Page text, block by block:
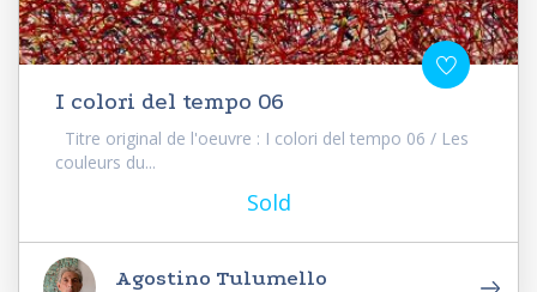
I colori del tempo 06
Titre original de l'oeuvre : I colori del tempo 06 / Les
couleurs du...
Sold
Agostino Tulumello